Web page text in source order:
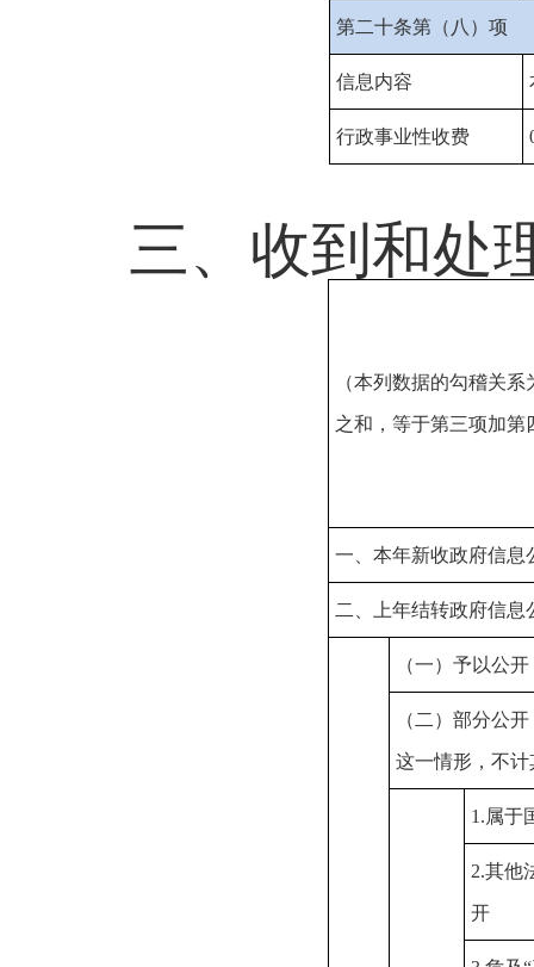
第二十条第（八）项
信息内容
行政事业性收费
三、收到和处
（本列数据的勾稽关
之和，等于第三项加第
一、本年新收政府信息
二、上年结转政府信息
（一）予以公开
（二）部分公
这一情形，不
1.属于
2.其他
开